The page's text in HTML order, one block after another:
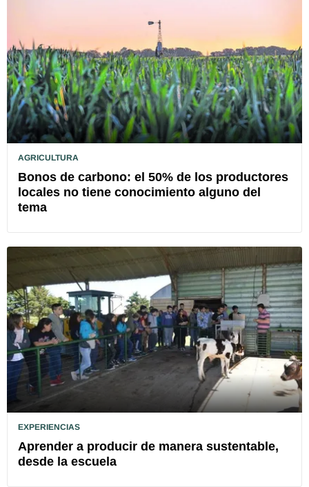
AGRICULTURA
Bonos de carbono: el 50% de los productores
locales no tiene conocimiento alguno del
tema
EXPERIENCIAS
Aprender a producir de manera sustentable,
desde la escuela